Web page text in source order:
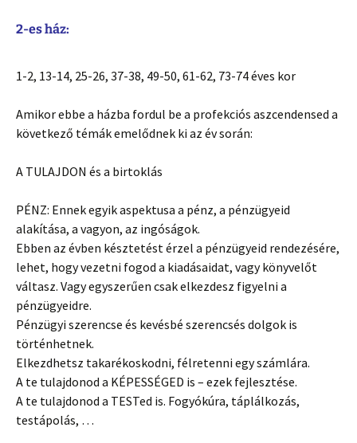
2-es ház:
1-2, 13-14, 25-26, 37-38, 49-50, 61-62, 73-74 éves kor
Amikor ebbe a házba fordul be a profekciós aszcendensed a
következő témák emelődnek ki az év során:
A TULAJDON és a birtoklás
PÉNZ: Ennek egyik aspektusa a pénz, a pénzügyeid
alakítása, a vagyon, az ingóságok.
Ebben az évben késztetést érzel a pénzügyeid rendezésére,
lehet, hogy vezetni fogod a kiadásaidat, vagy könyvelőt
váltasz. Vagy egyszerűen csak elkezdesz figyelni a
pénzügyeidre.
Pénzügyi szerencse és kevésbé szerencsés dolgok is
történhetnek.
Elkezdhetsz takarékoskodni, félretenni egy számlára.
A te tulajdonod a KÉPESSÉGED is – ezek fejlesztése.
A te tulajdonod a TESTed is. Fogyókúra, táplálkozás,
testápolás, …